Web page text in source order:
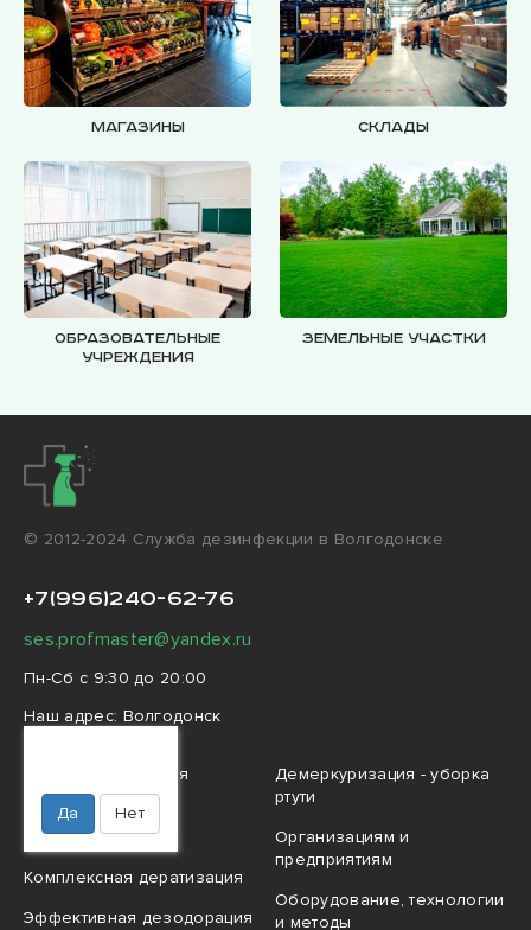
Магазины Склады
Образовательные
учреждения
Земельные участки
© 2012-2024 Cлужба дезинфекции в Волгодонске
+7(996)240-62-76
ses.profmaster@yandex.ru
Пн-Сб с 9:30 до 20:00
Наш адрес: Волгодонск
Да Нет
Профессиональная
дезинфекция
Травля насекомых
Комплексная дератизация
Эффективная дезодорация
Демеркуризация - уборка
ртути
Организациям и
предприятиям
Оборудование, технологии
и методы